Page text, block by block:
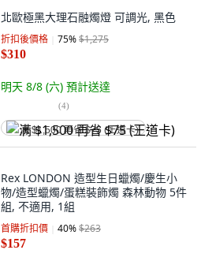
北歐極黑大理石融燭燈 可調光, 黑色
折扣後價格 75%$1,275
$310
明天 8/8 (六) 預計送達
(4)
满 $1,500 再省 $75 (王道卡)
Rex LONDON 造型生日蠟燭/慶生小
物/造型蠟燭/蛋糕裝飾燭 森林動物 5件
組, 不適用, 1組
首購折扣價 40%$263
$157